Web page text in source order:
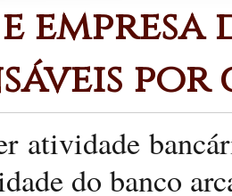
atividade
do banco